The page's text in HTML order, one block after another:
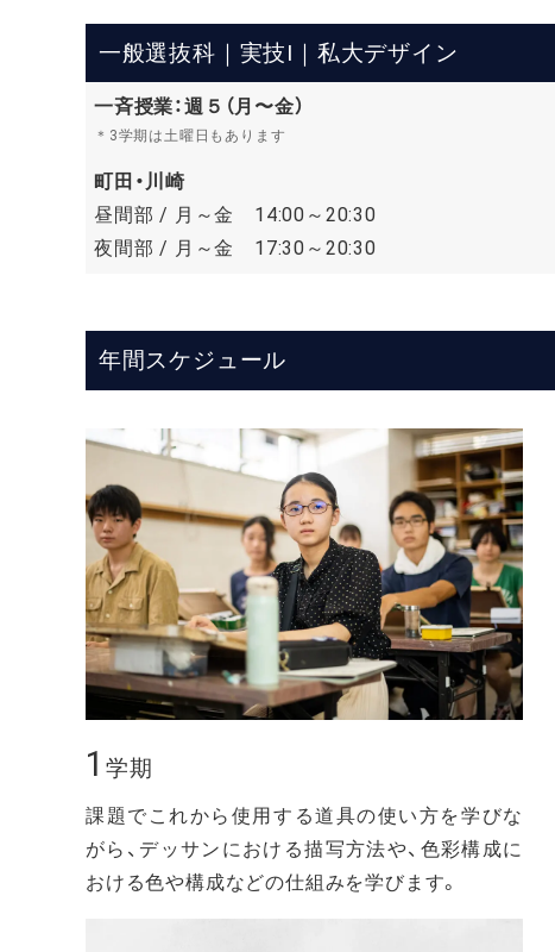
一般選抜科｜実技Ⅰ｜私大デザイン
一斉授業：週５（月〜金）
＊3学期は土曜日もあります
町田・川崎
昼間部 / 月～金 14:00～20:30
夜間部 / 月～金 17:30～20:30
年間スケジュール
1 学期
課題でこれから使用する道具の使い方を学びな
がら、デッサンにおける描写方法や、色彩構成に
おける色や構成などの仕組みを学びます。